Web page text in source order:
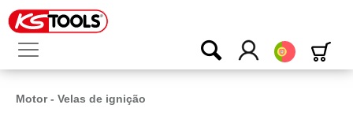
Português
Motor - Velas de ignição